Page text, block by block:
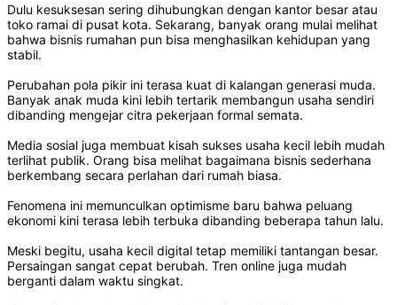
Dulu kesuksesan sering dihubungkan dengan kantor besar atau
toko ramai di pusat kota. Sekarang, banyak orang mulai melihat
bahwa bisnis rumahan pun bisa menghasilkan kehidupan yang
stabil.
Perubahan pola pikir ini terasa kuat di kalangan generasi muda.
Banyak anak muda kini lebih tertarik membangun usaha sendiri
dibanding mengejar citra pekerjaan formal semata.
Media sosial juga membuat kisah sukses usaha kecil lebih mudah
terlihat publik. Orang bisa melihat bagaimana bisnis sederhana
berkembang secara perlahan dari rumah biasa.
Fenomena ini memunculkan optimisme baru bahwa peluang
ekonomi kini terasa lebih terbuka dibanding beberapa tahun lalu.
Meski begitu, usaha kecil digital tetap memiliki tantangan besar.
Persaingan sangat cepat berubah. Tren online juga mudah
berganti dalam waktu singkat.